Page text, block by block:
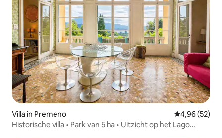
Villa in Premeno Gemiddelde
4,96 (52)
Historische villa • Park van 5 ha • Uitzicht op het Lago